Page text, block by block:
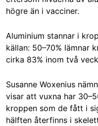
högre än i vacciner.
Aluminium stannar i
källan: 50–70% lämnar
cirka 83% inom två
Susanne Woxenius
visar att vuxna har
kroppen som de fått i
hälften återfinns i